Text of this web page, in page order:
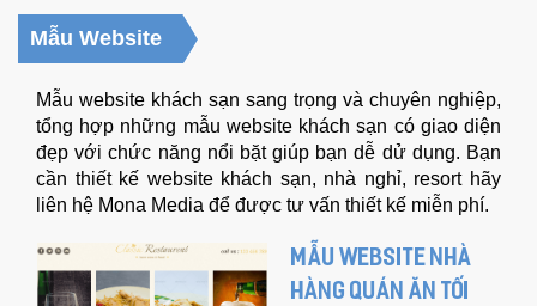
Mẫu Website
Mẫu website khách sạn sang trọng và chuyên nghiệp,
tổng hợp những mẫu website khách sạn có giao diện
đẹp với chức năng nổi bặt giúp bạn dễ dử dụng. Bạn
cần thiết kế website khách sạn, nhà nghỉ, resort hãy
liên hệ Mona Media để được tư vấn thiết kế miễn phí.
MẪU WEBSITE NHÀ
HÀNG QUÁN ĂN TỐI